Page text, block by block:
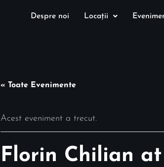
Despre noi Locații
« Toate Evenimente
Acest eveniment a trecut.
Florin Chilian